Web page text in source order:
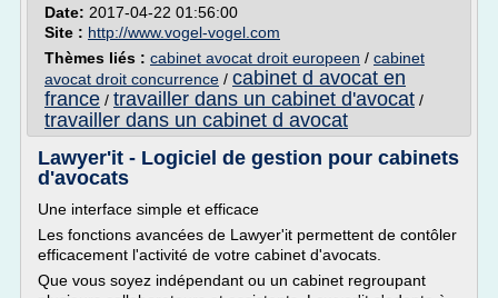
Date: 2017-04-22 01:56:00
Site : http://www.vogel-vogel.com
Thèmes liés : cabinet avocat droit europeen / cabinet
avocat droit concurrence / cabinet d avocat en
france / travailler dans un cabinet d'avocat /
travailler dans un cabinet d avocat
Lawyer'it - Logiciel de gestion pour cabinets
d'avocats
Une interface simple et efficace
Les fonctions avancées de Lawyer'it permettent de contôler
efficacement l'activité de votre cabinet d'avocats.
Que vous soyez indépendant ou un cabinet regroupant